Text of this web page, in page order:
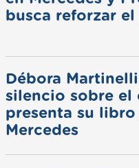
busca reforzar
Débora
silencio sobre el
presenta su libro
Mercedes